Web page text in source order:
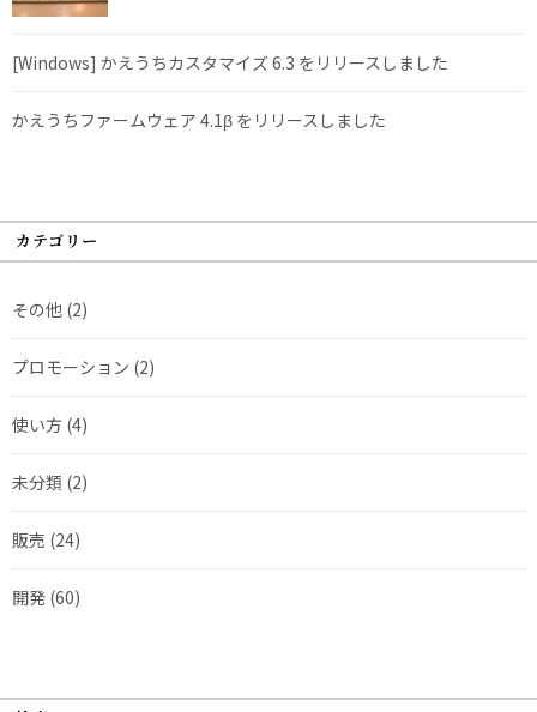
[Windows] かえうちカスタマイズ 6.3 をリリースしました
かえうちファームウェア 4.1β をリリースしました
カテゴリー
その他 (2)
プロモーション (2)
使い方 (4)
未分類 (2)
販売 (24)
開発 (60)